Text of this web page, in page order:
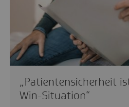
„Patientensicherheit
Win-Situation“